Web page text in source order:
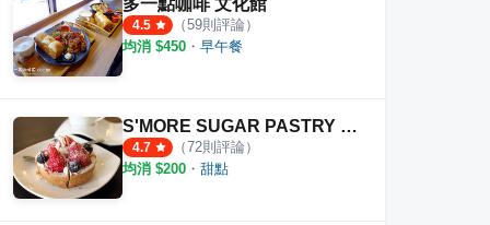
多一點咖啡 文化館
4.5 （59則評論）
均消 $450 ・ 早午餐
S'MORE SUGAR PASTRY 法式手工甜點
4.7 （72則評論）
均消 $200 ・ 甜點